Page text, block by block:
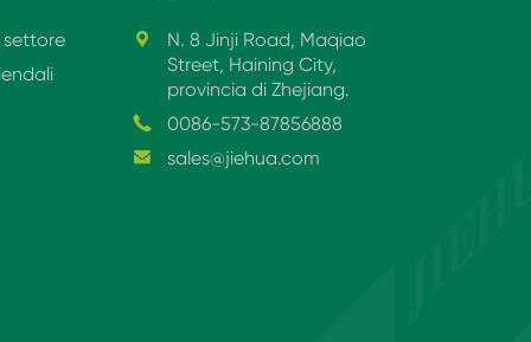
settore

N. 8 Jinji Road, Maqiao
Street, Haining City,
provincia di Zhejiang.
 0086-573-87856888
 sales@jiehua.com